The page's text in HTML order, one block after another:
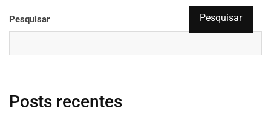
Pesquisar Pesquisar
Posts recentes